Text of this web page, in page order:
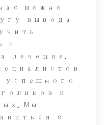
можно
вывода
и
лечение.
успешного
и
Мы
с